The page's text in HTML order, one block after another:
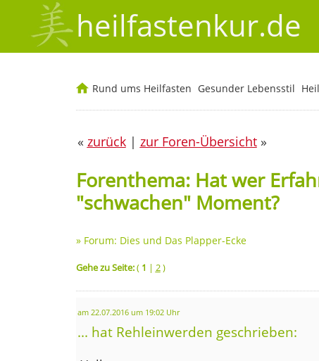
heilfastenkur.de
Rund ums Heilfasten Gesunder Lebensstil
« zurück| zur Foren-Übersicht»
Forenthema: Hat wer
"schwachen" Moment?
» Forum: Dies und Das Plapper-Ecke
Gehe zu Seite:( 1 | 2)
am 22.07.2016 um 19:02 Uhr
... hat Rehleinwerden geschrieben: